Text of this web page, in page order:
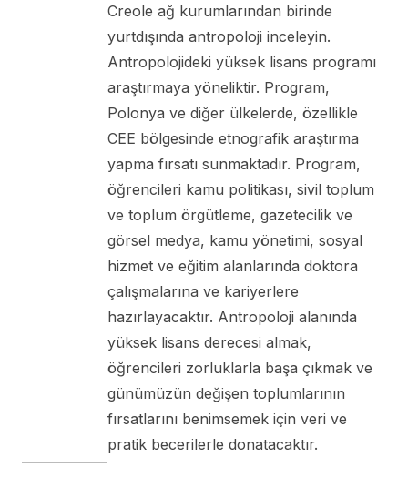
Creole ağ kurumlarından birinde
yurtdışında antropoloji inceleyin.
Antropolojideki yüksek lisans programı
araştırmaya yöneliktir. Program,
Polonya ve diğer ülkelerde, özellikle
CEE bölgesinde etnografik araştırma
yapma fırsatı sunmaktadır. Program,
öğrencileri kamu politikası, sivil toplum
ve toplum örgütleme, gazetecilik ve
görsel medya, kamu yönetimi, sosyal
hizmet ve eğitim alanlarında doktora
çalışmalarına ve kariyerlere
hazırlayacaktır. Antropoloji alanında
yüksek lisans derecesi almak,
öğrencileri zorluklarla başa çıkmak ve
günümüzün değişen toplumlarının
fırsatlarını benimsemek için veri ve
pratik becerilerle donatacaktır.